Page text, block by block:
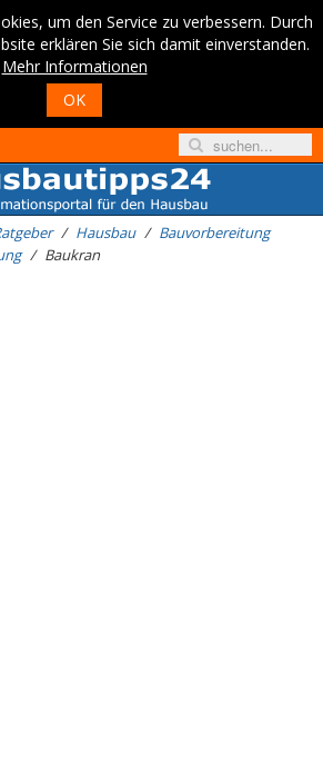
um den Service zu verbessern. Durch
erklären Sie sich damit einverstanden.
Mehr Informationen
OK
Hausbau
Bauvorbereitung
Baukran